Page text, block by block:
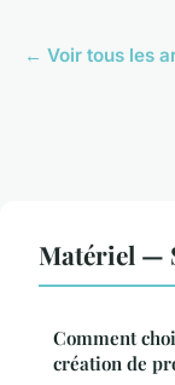
← Voir tous les
Matériel —
Comment
création de